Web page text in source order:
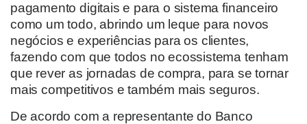
pagamento digitais e para o sistema financeiro
como um todo, abrindo um leque para novos
negócios e experiências para os clientes,
fazendo com que todos no ecossistema tenham
que rever as jornadas de compra, para se tornar
mais competitivos e também mais seguros.
De acordo com a representante do Banco